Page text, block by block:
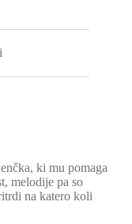
ki mu pomaga
melodije pa so
na katero koli